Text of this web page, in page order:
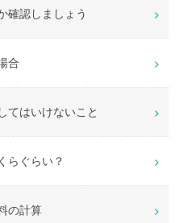
確認しましょう
合
てはいけないこと
らぐらい？
の計算